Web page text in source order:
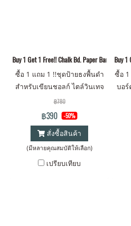
Buy 1 Get 1 Free!! Chalk Bd. Paper Banner Kit
ซื้อ 1 แถม 1 !!ชุดป้ายธงพื้นดำ
สำหรับเขียนชอลก์ ไตล์วินเทจ
ความยาวเชือก 4 เมตร (เซต 24
ชิ้น) x 2 แพ็ค
฿780
฿390 -50%
สั่งซื้อสินค้า
(มีหลายคุณสมบัติให้เลือก)
เปรียบเทียบ
Buy 1
ซื้อ
บอร์